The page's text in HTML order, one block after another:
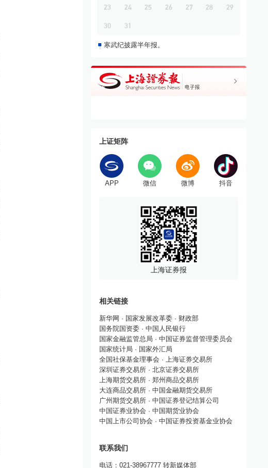
23 24 25 26 27 28 29
30 31
寒武纪披露半年报。
上证矩阵
APP 微信 微博 抖音
上海证券报
相关链接
新华网 · 国家发展改革委 · 财政部
国务院国资委 · 中国人民银行
国家金融监管总局 · 中国证券监督管理委员会
国家统计局 · 国家外汇局
全国社保基金理事会 · 上海证券交易所
深圳证券交易所 · 北京证券交易所
上海期货交易所 · 郑州商品交易所
大连商品交易所 · 中国金融期货交易所
广州期货交易所 · 中国证券登记结算公司
中国证券业协会 · 中国期货业协会
中国上市公司协会 · 中国证券投资基金业协会
联系我们
电话：021-38967777 转新媒体部